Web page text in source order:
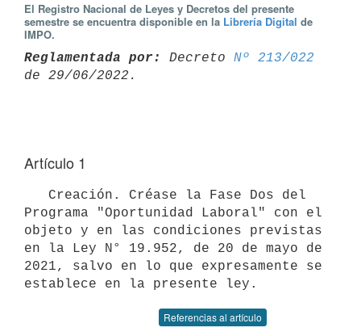
El Registro Nacional de Leyes y Decretos del presente
semestre se encuentra disponible en la Librería Digital de
IMPO.
Reglamentada por: Decreto Nº 213/022
Artículo 1
Programa "Oportunidad Laboral" con el
objeto y en las condiciones previstas
en la Ley N° 19.952, de 20 de mayo de
2021, salvo en lo que expresamente se
Referencias al artículo